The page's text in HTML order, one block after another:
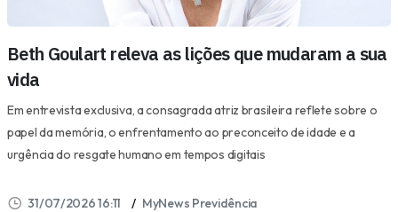
Beth Goulart releva as lições que mudaram a sua
vida
Em entrevista exclusiva, a consagrada atriz brasileira reflete sobre o
papel da memória, o enfrentamento ao preconceito de idade e a
urgência do resgate humano em tempos digitais
31/07/2026 16:11 MyNews Previdência